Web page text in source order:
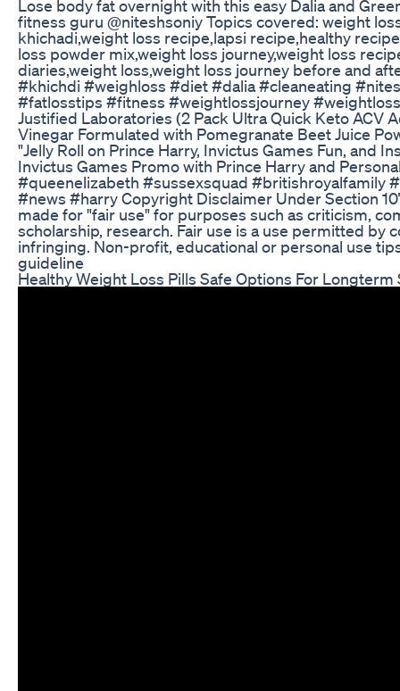
Lose body fat overnight with this easy Dalia and
fitness guru @niteshsoniy Topics covered: weight
khichadi,weight loss recipe,lapsi recipe,healthy
loss powder mix,weight loss journey,weight loss
diaries,weight loss,weight loss journey before and
#khichdi #weighloss #diet #dalia #cleaneating
#fatlosstips #fitness #weightlossjourney
Justified Laboratories (2 Pack Ultra Quick Keto ACV
Vinegar Formulated with Pomegranate Beet Juice
"Jelly Roll on Prince Harry, Invictus Games Fun, and
Invictus Games Promo with Prince Harry and
#queenelizabeth #sussexsquad #britishroyalfamily
#news #harry Copyright Disclaimer Under Section
made for "fair use" for purposes such as criticism,
scholarship, research. Fair use is a use permitted
infringing. Non-profit, educational or personal use
guideline
Healthy Weight Loss Pills Safe Options For Longterm